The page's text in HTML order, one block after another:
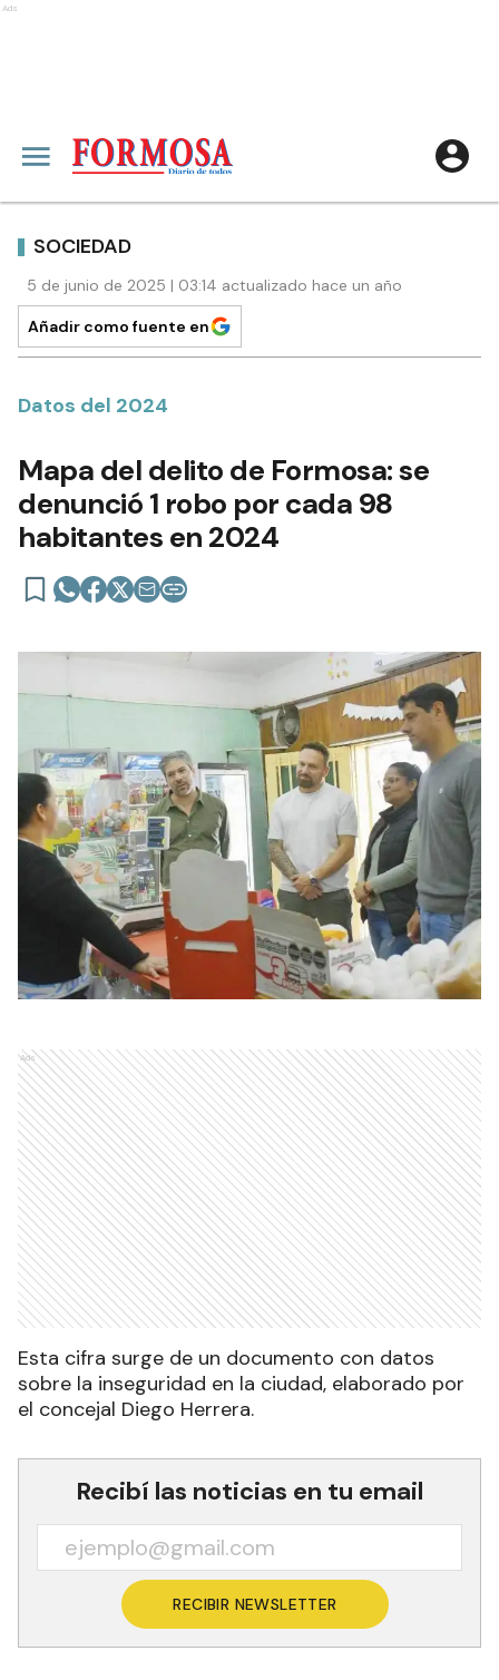
Ads
SOCIEDAD
5 de junio de 2025 | 03:14 actualizado hace un año
Añadir como fuente en
Datos del 2024
Mapa del delito de Formosa: se
denunció 1 robo por cada 98
habitantes en 2024
Ads
Esta cifra surge de un documento con datos
sobre la inseguridad en la ciudad, elaborado por
el concejal Diego Herrera.
Recibí las noticias en tu email
RECIBIR NEWSLETTER